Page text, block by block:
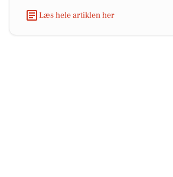
Læs hele artiklen her